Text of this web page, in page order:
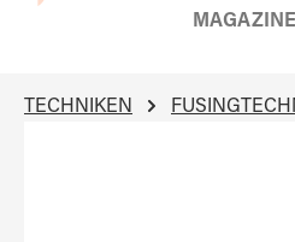
TECHNIKEN